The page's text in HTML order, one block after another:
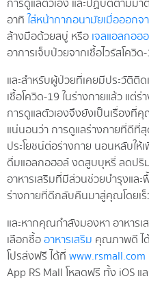
อาทิใส่หน้ากากอนามัยเมื่อออกจ
ล้างมือด้วยสบู่ หรือเจลแอลกอฮ
อาการเจ็บป่วยจากเชื้อไวรัสโควิ
และสำหรับผู้ป่วยที่เคยมีประวัติติ
เชื้อโควิด-19 ในร่างกายแล้ว แต่
การดูแลตัวเองจึงยังเป็นเรื่อง
แน่นอนว่า การดูแลร่างกายที่ดีที่
ประโยชน์ต่อร่างกาย นอนหลับใ
ดื่มแอลกอฮอล์ งดสูบบุหรี่ ลดปริ
อาหารเสริมที่มีส่วนช่วยบำรุงแล
ร่างกายที่ดีกลับคืนมาสู่คุณโดยเ
และหากคุณกำลังมองหา อาหาร
เลือกซื้ออาหารเสริม คุณภาพดี ไ
โปรส่งฟรี ได้ที่www.rsmall.com
App RS Mall โหลดฟรี ทั้ง iOS แ